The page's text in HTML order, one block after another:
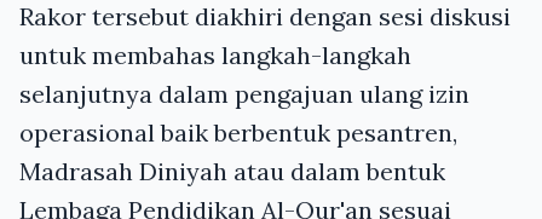
Rakor tersebut diakhiri dengan sesi diskusi
untuk membahas langkah-langkah
selanjutnya dalam pengajuan ulang izin
operasional baik berbentuk pesantren,
Madrasah Diniyah atau dalam bentuk
Lembaga Pendidikan Al-Qur'an sesuai